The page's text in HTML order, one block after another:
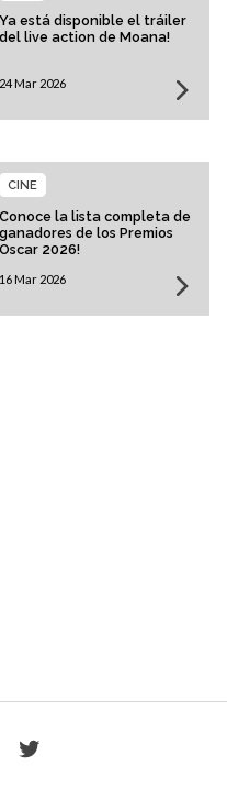
Ya está disponible el tráiler
del live action de Moana!
24 Mar 2026
Conoce la lista completa de
ganadores de los Premios
Oscar 2026!
CINE
16 Mar 2026